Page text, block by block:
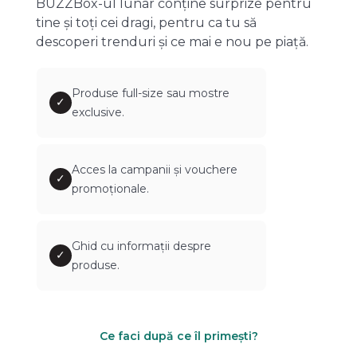
BUZZBox-ul lunar conține surprize pentru
tine și toți cei dragi, pentru ca tu să
descoperi trenduri și ce mai e nou pe piață.
✓
Produse full-size sau mostre
exclusive.
✓
Acces la campanii și vouchere
promoționale.
✓
Ghid cu informații despre
produse.
Ce faci după ce îl primești?